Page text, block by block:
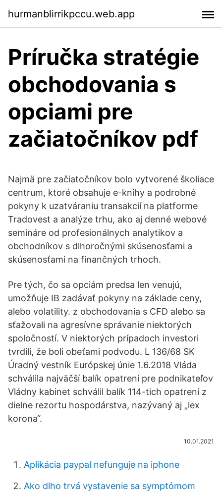
hurmanblirrikpccu.web.app
Príručka stratégie
obchodovania s
opciami pre
začiatočníkov pdf
Najmä pre začiatočníkov bolo vytvorené školiace
centrum, ktoré obsahuje e-knihy a podrobné
pokyny k uzatváraniu transakcií na platforme
Tradovest a analýze trhu, ako aj denné webové
semináre od profesionálnych analytikov a
obchodníkov s dlhoročnými skúsenosťami a
skúsenosťami na finančných trhoch.
Pre tých, čo sa opciám predsa len venujú,
umožňuje IB zadávať pokyny na základe ceny,
alebo volatility. z obchodovania s CFD alebo sa
sťažovali na agresívne správanie niektorých
spoločností. V niektorých prípadoch investori
tvrdili, že boli obeťami podvodu. L 136/68 SK
Úradný vestník Európskej únie 1.6.2018 Vláda
schválila najväčší balík opatrení pre podnikateľov
Vládny kabinet schválil balík 114-tich opatrení z
dielne rezortu hospodárstva, nazývaný aj „lex
korona“.
10.01.2021
Aplikácia paypal nefunguje na iphone
Ako dlho trvá vystavenie sa symptómom